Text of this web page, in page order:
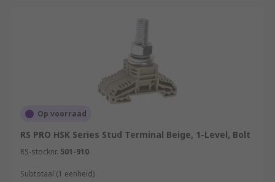
Op voorraad
RS PRO HSK Series Stud Terminal Beige, 1-Level, Bolt
RS-stocknr. 501-910
Subtotaal (1 eenheid)